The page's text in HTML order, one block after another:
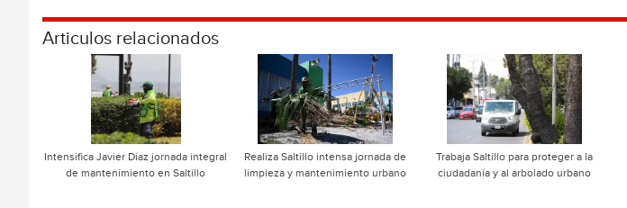
Articulos relacionados
Intensifica Javier Díaz jornada integral
de mantenimiento en Saltillo
Realiza Saltillo intensa jornada de
limpieza y mantenimiento urbano
Trabaja Saltillo para proteger a la
ciudadanía y al arbolado urbano